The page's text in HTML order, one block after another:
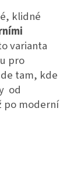
klidné
varianta
pro
tam, kde
od
po moderní